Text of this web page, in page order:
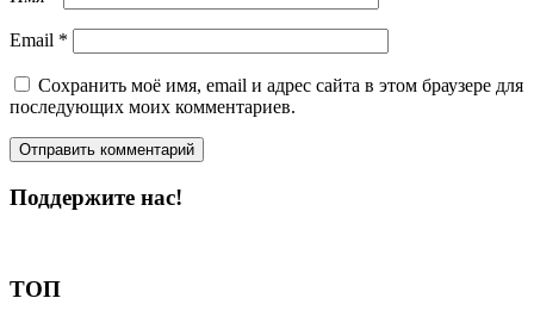
Email *
Сохранить моё имя, email и адрес сайта в этом браузере для
последующих моих комментариев.
Поддержите нас!
ТОП